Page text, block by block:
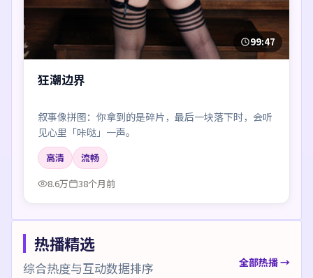
99:47
狂潮边界
叙事像拼图：你拿到的是碎片，最后一块落下时，会听
见心里「咔哒」一声。
高清
流畅
8.6万
38个月前
热播精选
综合热度与互动数据排序 全部热播 →